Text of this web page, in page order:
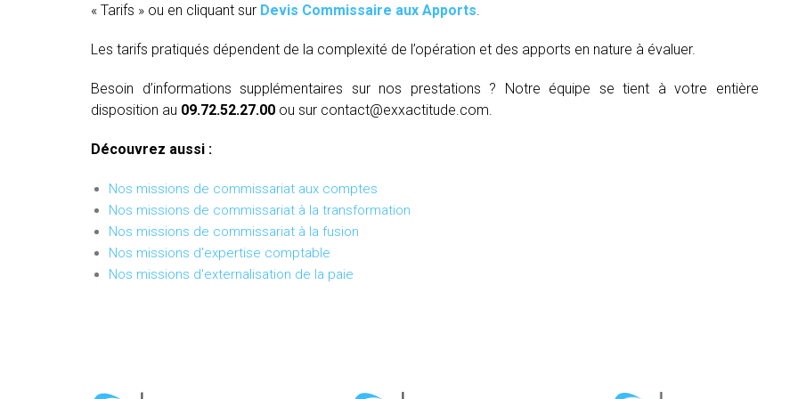
« Tarifs » ou en cliquant sur Devis Commissaire aux Apports.
Les tarifs pratiqués dépendent de la complexité de l’opération et des apports en nature à évaluer.
Besoin d’informations supplémentaires sur nos prestations ? Notre équipe se tient à votre entière
disposition au 09.72.52.27.00 ou sur contact@exxactitude.com.
Découvrez aussi :
Nos missions de commissariat aux comptes
Nos missions de commissariat à la transformation
Nos missions de commissariat à la fusion
Nos missions d'expertise comptable
Nos missions d'externalisation de la paie